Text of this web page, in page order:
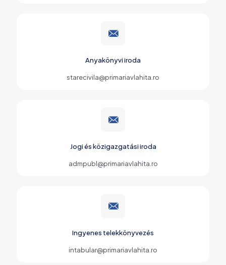
Anyakönyvi iroda
starecivila@primariavlahita.ro
Jogi és közigazgatási iroda
admpubl@primariavlahita.ro
Ingyenes telekkönyvezés
intabular@primariavlahita.ro